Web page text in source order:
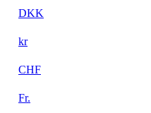
DKK
kr
CHF
Fr.